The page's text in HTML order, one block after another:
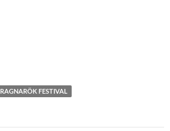
RAGNARÖK FESTIVAL